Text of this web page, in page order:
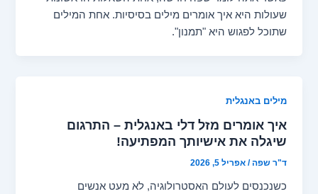
שעולות היא איך אומרים מילים בסיסיות. אחת המילים
שתוכל לפגוש היא "תמנון".
מילים באנגלית
איך אומרים מזל דלי באנגלית – התרגום
שיגלה את אישיותך המפתיעה!
ד"ר שפה/אפריל 5, 2026
כשנכנסים לעולם האסטרולוגיה, לא מעט אנשים